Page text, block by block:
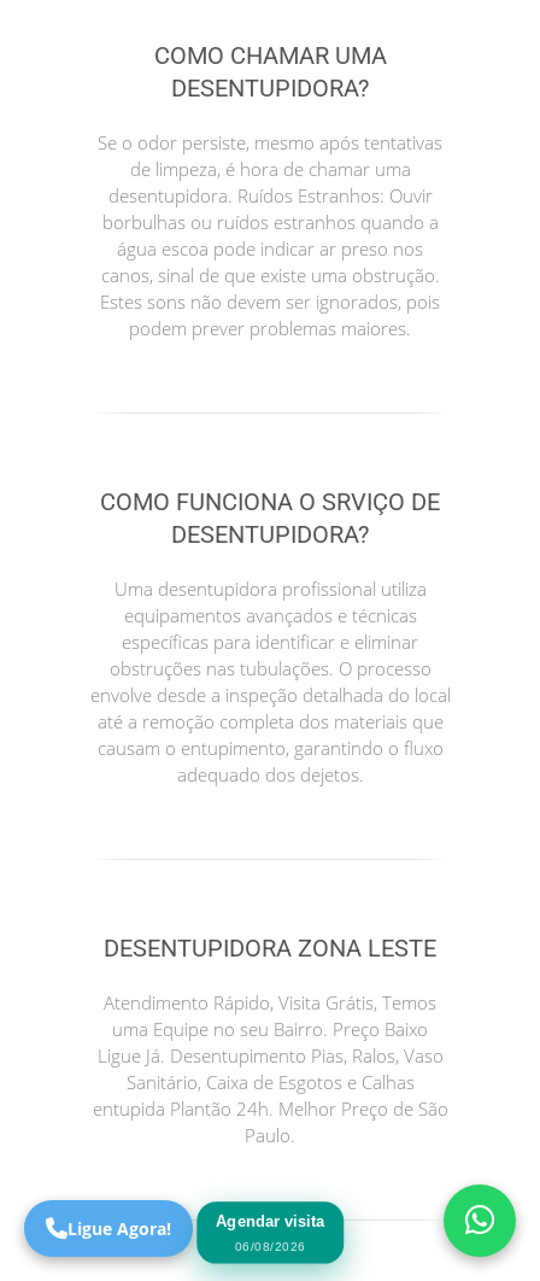
COMO CHAMAR UMA
DESENTUPIDORA?
Se o odor persiste, mesmo após tentativas
de limpeza, é hora de chamar uma
desentupidora. Ruídos Estranhos: Ouvir
borbulhas ou ruídos estranhos quando a
água escoa pode indicar ar preso nos
canos, sinal de que existe uma obstrução.
Estes sons não devem ser ignorados, pois
podem prever problemas maiores.
COMO FUNCIONA O SRVIÇO DE
DESENTUPIDORA?
Uma desentupidora profissional utiliza
equipamentos avançados e técnicas
específicas para identificar e eliminar
obstruções nas tubulações. O processo
envolve desde a inspeção detalhada do local
até a remoção completa dos materiais que
causam o entupimento, garantindo o fluxo
adequado dos dejetos.
DESENTUPIDORA ZONA LESTE
Atendimento Rápido, Visita Grátis, Temos
uma Equipe no seu Bairro. Preço Baixo
Ligue Já. Desentupimento Pias, Ralos, Vaso
Sanitário, Caixa de Esgotos e Calhas
entupida Plantão 24h. Melhor Preço de São
Paulo.
Agendar visita
06/08/2026
Precisa de Ajuda?
Online
São Paulo! Precisa de
ajuda?
Ligue Agora!